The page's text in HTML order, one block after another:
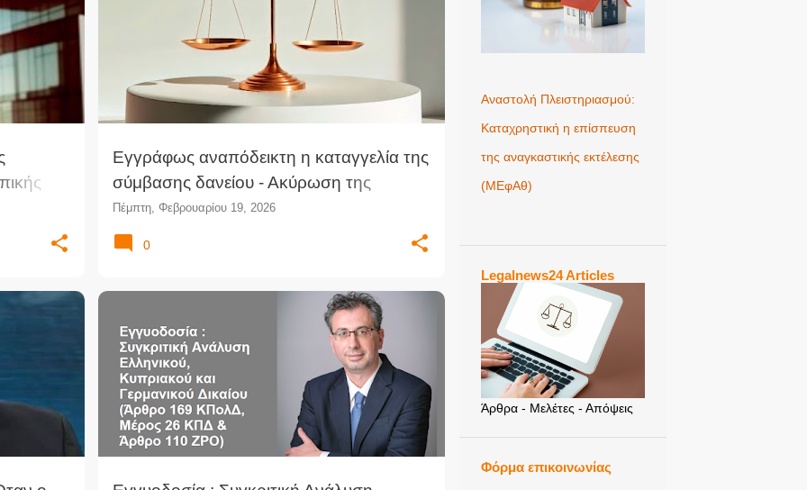
Εγγράφως αναπόδεικτη η καταγγελία της
σύμβασης δανείου - Ακύρωση της
διαταγής πληρωμής (ΜΕφΑθ)
Πέμπτη, Φεβρουαρίου 19, 2026
0
Αναστολή Πλειστηριασμού:
Καταχρηστική η επίσπευση
της αναγκαστικής εκτέλεσης
(ΜΕφΑθ)
Legalnews24 Articles
Άρθρα - Μελέτες - Απόψεις
Φόρμα επικοινωνίας